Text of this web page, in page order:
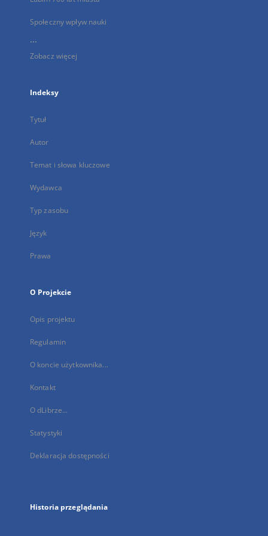
Społeczny wpływ nauki
...
Zobacz więcej
Indeksy
Tytuł
Autor
Temat i słowa kluczowe
Wydawca
Typ zasobu
Język
Prawa
O Projekcie
Opis projektu
Regulamin
O koncie użytkownika...
Kontakt
O dLibrze...
Statystyki
Deklaracja dostępności
Historia przeglądania